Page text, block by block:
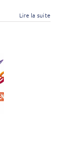
Lire la suite